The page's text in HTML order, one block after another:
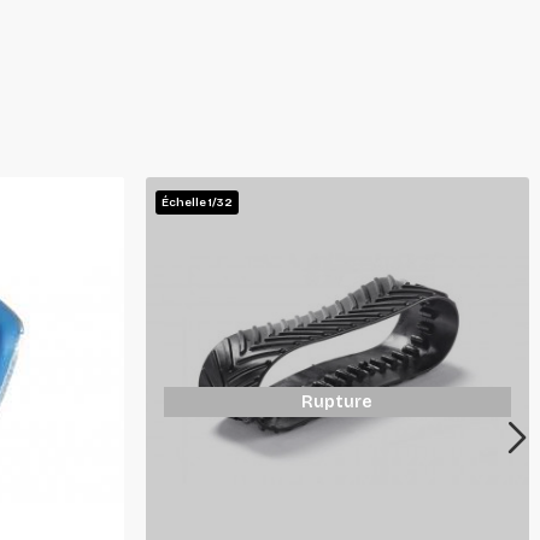
Échelle 1/32
Rupture